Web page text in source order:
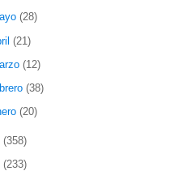
(28)
(21)
(12)
(38)
(20)
(358)
(233)